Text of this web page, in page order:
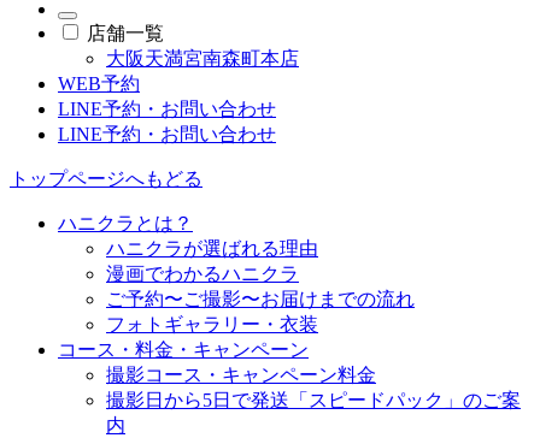
店舗一覧
大阪天満宮南森町本店
WEB予約
LINE予約・お問い合わせ
LINE予約・お問い合わせ
トップページへもどる
ハニクラとは？
ハニクラが選ばれる理由
漫画でわかるハニクラ
ご予約〜ご撮影〜お届けまでの流れ
フォトギャラリー・衣装
コース・料金・キャンペーン
撮影コース・キャンペーン料金
撮影日から5日で発送「スピードパック」のご案
内